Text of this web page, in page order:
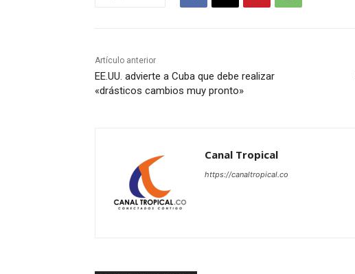
Artículo anterior
EE.UU. advierte a Cuba que debe realizar
«drásticos cambios muy pronto»
Canal Tropical
https://canaltropical.co